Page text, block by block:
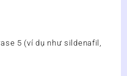
5 (ví dụ như sildenafil,